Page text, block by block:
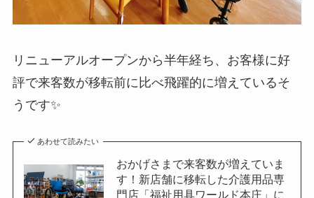
リニューアルオープンから半年経ち、お客様に好
評で来客数が移転前に比べ飛躍的に増えているそ
うです✨
あわせて読みたい
おかげさまで来客数が増えていま
す！新店舗に移転した介護用品専
門店「福祉用具ワールド本庄」に